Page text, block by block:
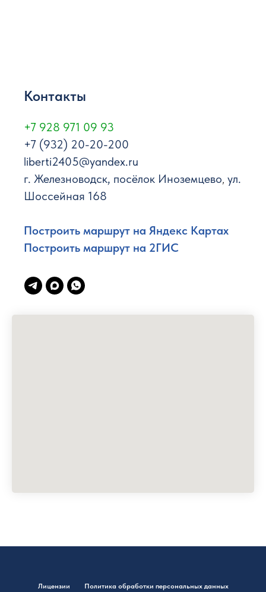
Контакты
+7 928 971 09 93
+7 (932) 20-20-200
liberti2405@yandex.ru
г. Железноводск, посёлок Иноземцево, ул.
Шоссейная 168
Построить маршрут на Яндекс Картах
Построить маршрут на 2ГИС
Лицензии Политика обработки персональных данных